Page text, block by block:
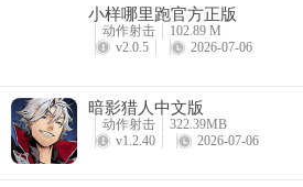
小样哪里跑官方正版
动作射击
102.89 M
v2.0.5
2026-07-06
暗影猎人中文版
动作射击
322.39MB
v1.2.40
2026-07-06